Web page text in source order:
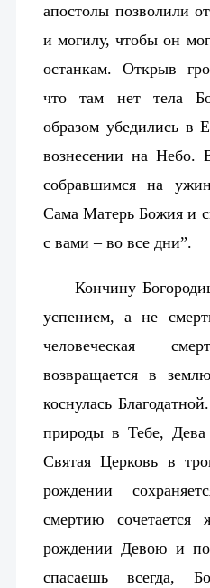
апостолы позволили
и могилу, чтобы он
останкам. Открыв гро
что там нет тела
образом убедились в
вознесении на Небо.
собравшимся на
Сама Матерь Божия и
с вами – во все дни”.
Кончину
успением, а не
человеческая
возвращается в
коснулась
природы в Тебе, Дева
Святая Церковь в
рождении
смертию
рождении Девою и
спасаешь всегда,